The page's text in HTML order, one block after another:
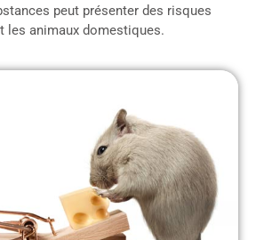
peut présenter des risques
les animaux domestiques.